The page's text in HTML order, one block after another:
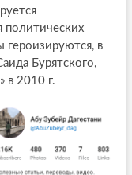
политических
в
Бурятского,
в 2010 г.